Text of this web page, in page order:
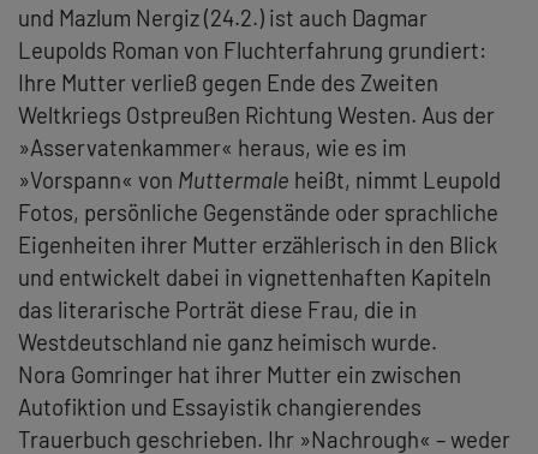
und Mazlum Nergiz (24.2.) ist auch Dagmar
Leupolds Roman von Fluchterfahrung grundiert:
Ihre Mutter verließ gegen Ende des Zweiten
Weltkriegs Ostpreußen Richtung Westen. Aus der
»Asservatenkammer« heraus, wie es im
»Vorspann« von Muttermale heißt, nimmt Leupold
Fotos, persönliche Gegenstände oder sprachliche
Eigenheiten ihrer Mutter erzählerisch in den Blick
und entwickelt dabei in vignettenhaften Kapiteln
das literarische Porträt diese Frau, die in
Westdeutschland nie ganz heimisch wurde.
Nora Gomringer hat ihrer Mutter ein zwischen
Autofiktion und Essayistik changierendes
Trauerbuch geschrieben. Ihr »Nachrough« – weder